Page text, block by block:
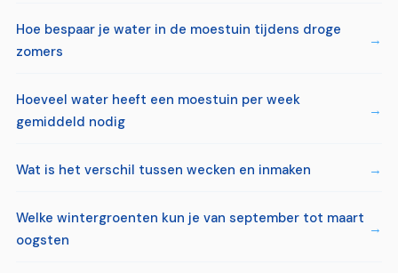
Hoe bespaar je water in de moestuin tijdens droge
zomers
Hoeveel water heeft een moestuin per week
gemiddeld nodig
Wat is het verschil tussen wecken en inmaken
Welke wintergroenten kun je van september tot maart
oogsten